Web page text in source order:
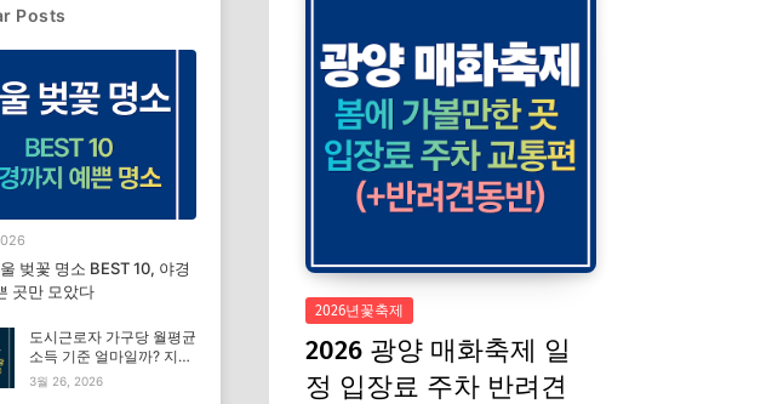
2026년꽃축제
2026 광양 매화축제 일
정 입장료 주차 반려견
Posts
벚꽃 명소 BEST 10, 야경
곳만 모았다
도시근로자 가구당 월평균
소득 기준 얼마일까? 지원
자격 기준표 총정리
3월 26, 2026